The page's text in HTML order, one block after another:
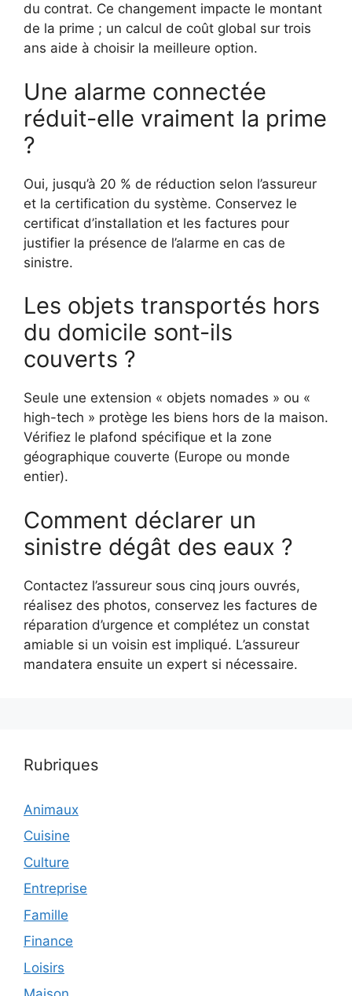
du contrat. Ce changement impacte le montant
de la prime ; un calcul de coût global sur trois
ans aide à choisir la meilleure option.
Une alarme connectée
réduit-elle vraiment la prime
?
Oui, jusqu’à 20 % de réduction selon l’assureur
et la certification du système. Conservez le
certificat d’installation et les factures pour
justifier la présence de l’alarme en cas de
sinistre.
Les objets transportés hors
du domicile sont-ils
couverts ?
Seule une extension « objets nomades » ou «
high-tech » protège les biens hors de la maison.
Vérifiez le plafond spécifique et la zone
géographique couverte (Europe ou monde
entier).
Comment déclarer un
sinistre dégât des eaux ?
Contactez l’assureur sous cinq jours ouvrés,
réalisez des photos, conservez les factures de
réparation d’urgence et complétez un constat
amiable si un voisin est impliqué. L’assureur
mandatera ensuite un expert si nécessaire.
Rubriques
Animaux
Cuisine
Culture
Entreprise
Famille
Finance
Loisirs